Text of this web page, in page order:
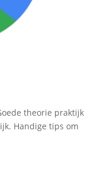
theorie praktijk
Handige tips om